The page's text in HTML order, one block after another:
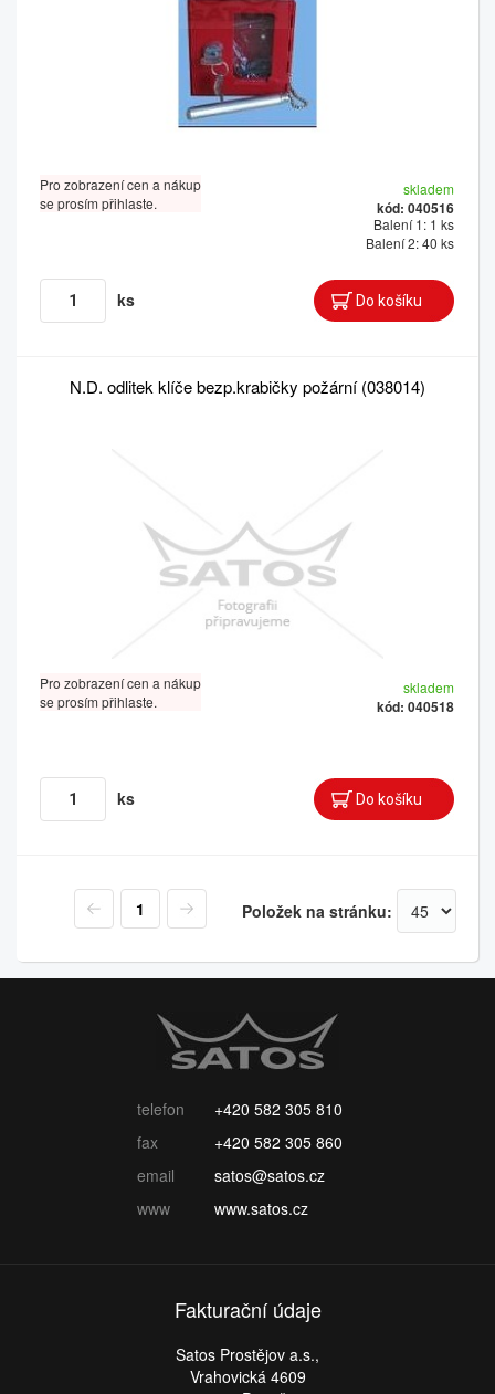
Pro zobrazení cen a nákup
se prosím přihlaste.
skladem
kód: 040516
Balení 1: 1 ks
Balení 2: 40 ks
ks
N.D. odlitek klíče bezp.krabičky požární (038014)
Pro zobrazení cen a nákup
se prosím přihlaste.
skladem
kód: 040518
ks
1 Položek na stránku:
telefon
+420 582 305 810
fax
+420 582 305 860
email
satos@satos.cz
www
www.satos.cz
Fakturační údaje
Satos Prostějov a.s.,
Vrahovická 4609